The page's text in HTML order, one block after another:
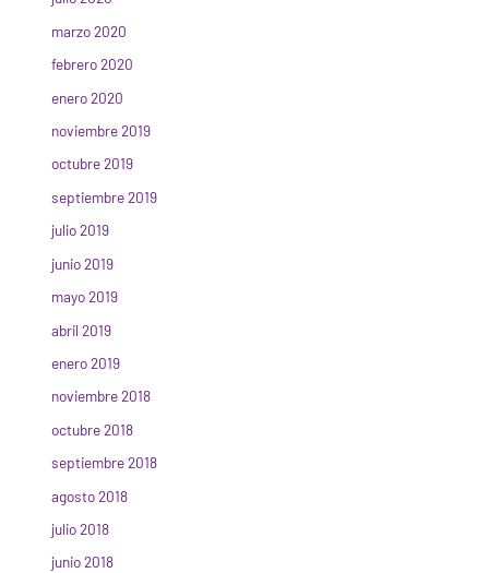
marzo 2020
febrero 2020
enero 2020
noviembre 2019
octubre 2019
septiembre 2019
julio 2019
junio 2019
mayo 2019
abril 2019
enero 2019
noviembre 2018
octubre 2018
septiembre 2018
agosto 2018
julio 2018
junio 2018